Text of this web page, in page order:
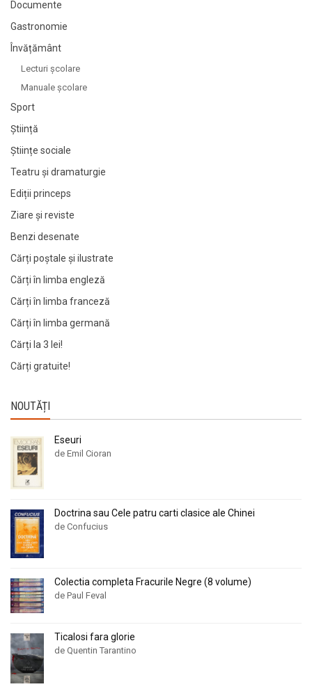
Documente
Gastronomie
Învățământ
Lecturi şcolare
Manuale şcolare
Sport
Știință
Științe sociale
Teatru și dramaturgie
Ediții princeps
Ziare şi reviste
Benzi desenate
Cărți poștale și ilustrate
Cărți în limba engleză
Cărți în limba franceză
Cărți în limba germană
Cărți la 3 lei!
Cărți gratuite!
NOUTĂȚI
Eseuri
de Emil Cioran
Doctrina sau Cele patru carti clasice ale Chinei
de Confucius
Colectia completa Fracurile Negre (8 volume)
de Paul Feval
Ticalosi fara glorie
de Quentin Tarantino